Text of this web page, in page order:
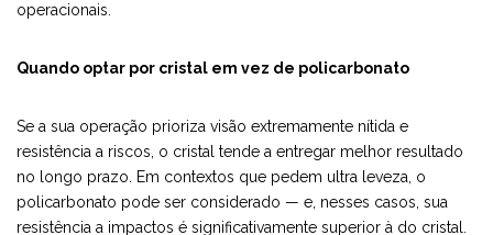
operacionais.
Quando optar por cristal em vez de policarbonato
Se a sua operação prioriza visão extremamente nítida e
resistência a riscos, o cristal tende a entregar melhor resultado
no longo prazo. Em contextos que pedem ultra leveza, o
policarbonato pode ser considerado — e, nesses casos, sua
resistência a impactos é significativamente superior à do cristal.